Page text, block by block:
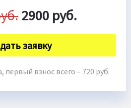
2900 руб.
заявку
первый взнос всего – 720 руб.